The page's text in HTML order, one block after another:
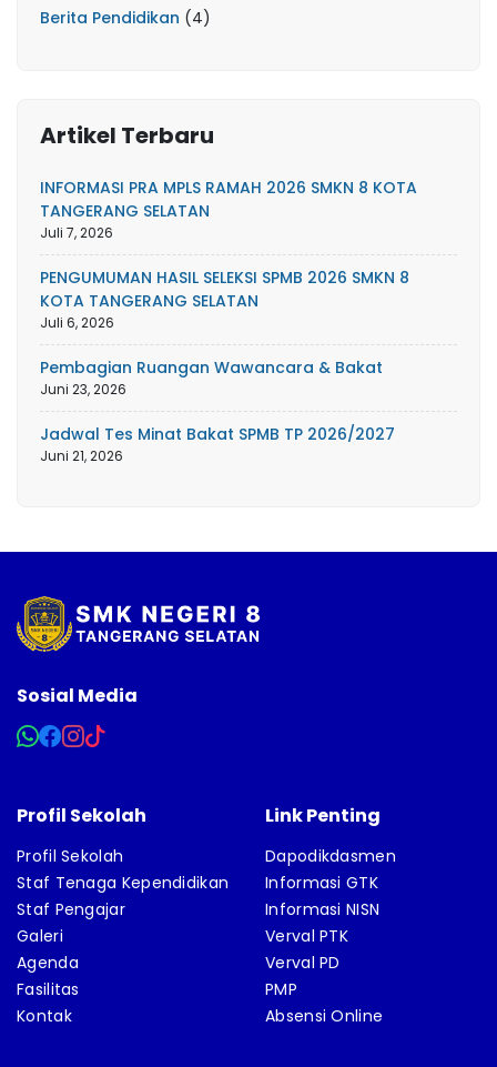
Berita Pendidikan (4)
Artikel Terbaru
INFORMASI PRA MPLS RAMAH 2026 SMKN 8 KOTA
TANGERANG SELATAN
Juli 7, 2026
PENGUMUMAN HASIL SELEKSI SPMB 2026 SMKN 8
KOTA TANGERANG SELATAN
Juli 6, 2026
Pembagian Ruangan Wawancara & Bakat
Juni 23, 2026
Jadwal Tes Minat Bakat SPMB TP 2026/2027
Juni 21, 2026
Sosial Media
Profil Sekolah
Profil Sekolah
Staf Tenaga Kependidikan
Staf Pengajar
Galeri
Agenda
Fasilitas
Kontak
Link Penting
Dapodikdasmen
Informasi GTK
Informasi NISN
Verval PTK
Verval PD
PMP
Absensi Online